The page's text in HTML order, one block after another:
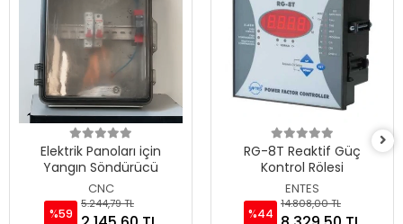
Elektrik Panoları için
Yangın Söndürücü
CNC
%59
5.244,79 TL
RG-8T Reaktif Güç
Kontrol Rölesi
ENTES
%44
14.808,00 TL